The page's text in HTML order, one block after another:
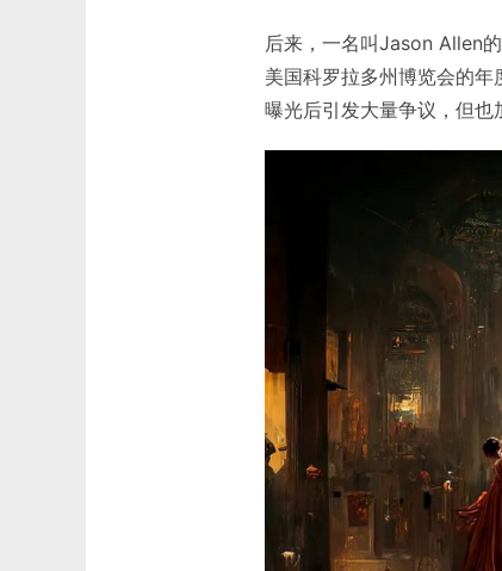
后来，一名叫Jason Allen
美国科罗拉多州博览会的
曝光后引发大量争议，但也